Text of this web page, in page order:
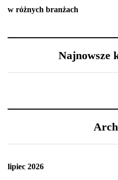
w różnych branżach
Najnowsze
lipiec 2026